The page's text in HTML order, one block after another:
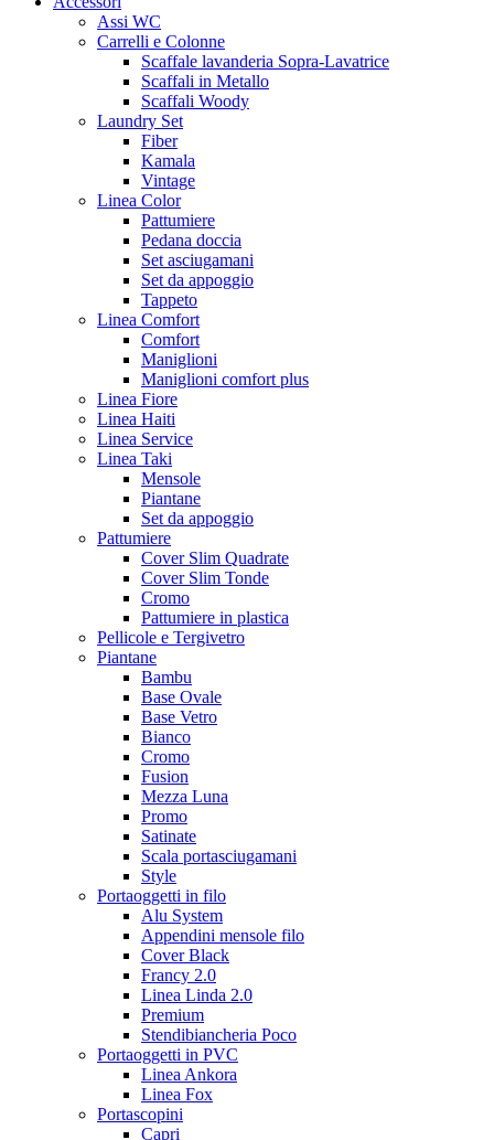
Assi WC
Carrelli e Colonne
Scaffale lavanderia Sopra-Lavatrice
Scaffali in Metallo
Scaffali Woody
Laundry Set
Fiber
Kamala
Vintage
Linea Color
Pattumiere
Pedana doccia
Set asciugamani
Set da appoggio
Tappeto
Linea Comfort
Comfort
Maniglioni
Maniglioni comfort plus
Linea Fiore
Linea Haiti
Linea Service
Linea Taki
Mensole
Piantane
Set da appoggio
Pattumiere
Cover Slim Quadrate
Cover Slim Tonde
Cromo
Pattumiere in plastica
Pellicole e Tergivetro
Piantane
Bambu
Base Ovale
Base Vetro
Bianco
Cromo
Fusion
Mezza Luna
Promo
Satinate
Scala portasciugamani
Style
Portaoggetti in filo
Alu System
Appendini mensole filo
Cover Black
Francy 2.0
Linea Linda 2.0
Premium
Stendibiancheria Poco
Portaoggetti in PVC
Linea Ankora
Linea Fox
Portascopini
Capri